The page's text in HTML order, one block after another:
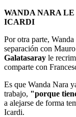
WANDA NARA
ICARDI
Por otra parte, Wanda
separación con
Galatasaray le
comparte con
Es que Wanda Nara
trabajo, "porque
a alejarse de forma
Icardi.